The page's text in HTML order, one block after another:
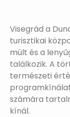
Visegrád a
turisztikai
múlt és a
találkozik. A
természeti
számára
kínál.